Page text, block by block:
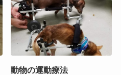
動物の運動療法